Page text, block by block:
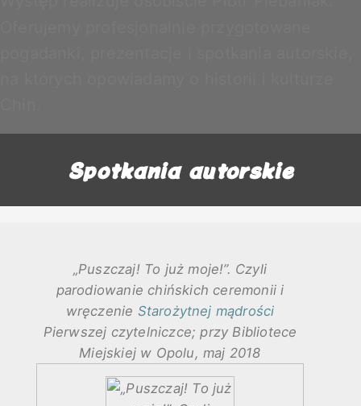
Spotkania autorskie
„Puszczaj! To już moje!”. Czyli
parodiowanie chińskich ceremonii i
wręczenie Starożytnej mądrości
Pierwszej czytelniczce; przy Bibliotece
Miejskiej w Opolu, maj 2018